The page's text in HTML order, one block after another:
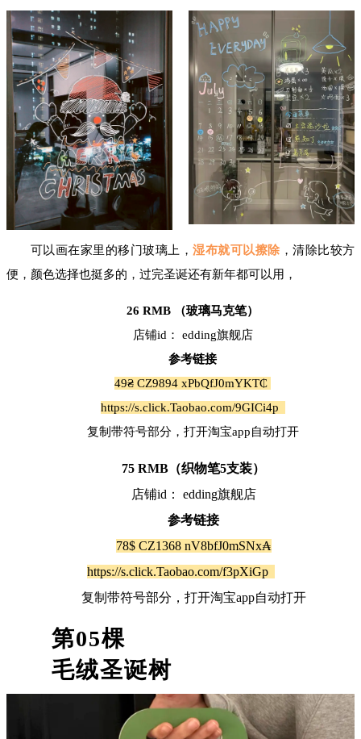
可以画在家里的移门玻璃上，湿布就可以擦除 ，清除比较方
便，颜色选择也挺多的，过完圣诞还有新年都可以用，
26 RMB （玻璃马克笔）
店铺id： edding旗舰店
参考链接
49₴ CZ9894 xPbQfJ0mYKT₵
https://s.click.Taobao.com/9GICi4p
复制带符号部分，打开淘宝app自动打开
75 RMB（织物笔5支装）
店铺id： edding旗舰店
参考链接
78$ CZ1368 nV8bfJ0mSNx₳
https://s.click.Taobao.com/f3pXiGp
复制带符号部分，打开淘宝app自动打开
第05棵
毛绒圣诞树